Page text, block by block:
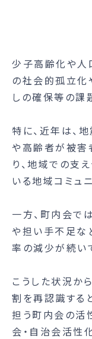
少子高齢化や人
の社会的孤立化
しの確保等の課
特に、近年は、
や高齢者が被害
り、地域での支
いる地域コミュ
一方、町内会で
や担い手不足な
率の減少が続い
こうした状況か
割を再認識する
担う町内会の活
会・自治会活性